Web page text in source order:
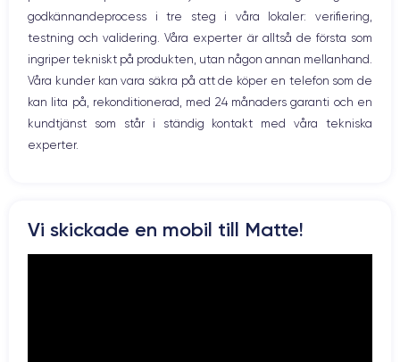
12 MP 7 MP
Résolution vidéo
4K - 3840x2160px
Recharge rapide
Non
Batterie Dual SIM
Pour en savoir plus, vous pouvez consulter lafiche technique de
Prise USB
godkännandeprocess i tre steg i våra lokaler: verifiering,
testning och validering. Våra experter är alltså de första som
ingriper tekniskt på produkten, utan någon annan mellanhand.
Våra kunder kan vara säkra på att de köper en telefon som de
kan lita på, rekonditionerad, med 24 månaders garanti och en
kundtjänst som står i ständig kontakt med våra tekniska
experter.
Vi skickade en mobil till Matte!